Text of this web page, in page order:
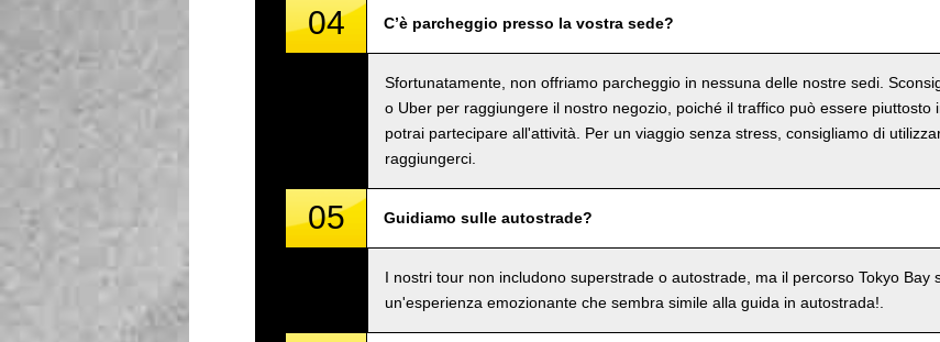
04 C’è parcheggio presso la vostra sede?
Sfortunatamente, non offriamo parcheggio in nessuna delle nostre sedi.
o Uber per raggiungere il nostro negozio, poiché il traffico può essere piuttosto
potrai partecipare all'attività. Per un viaggio senza stress, consigliamo di
raggiungerci.
05 Guidiamo sulle autostrade?
I nostri tour non includono superstrade o autostrade, ma il percorso Tokyo Bay
un'esperienza emozionante che sembra simile alla guida in autostrada!.